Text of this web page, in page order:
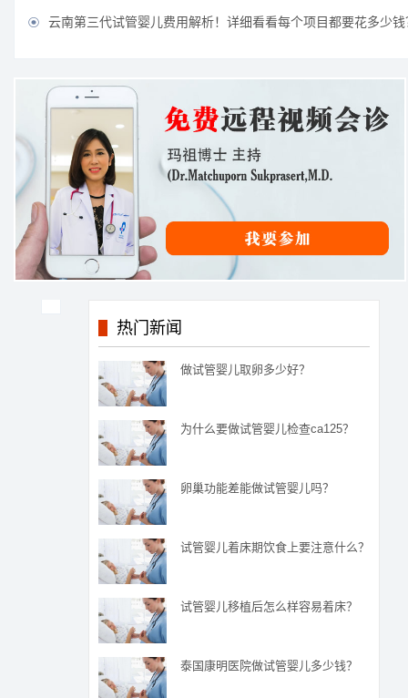
 云南第三代试管婴儿费用解析！详细看看每个项目都要花多少钱
热门新闻
做试管婴儿取卵多少好？
为什么要做试管婴儿检查ca125？
卵巢功能差能做试管婴儿吗？
试管婴儿着床期饮食上要注意什么？
试管婴儿移植后怎么样容易着床？
泰国康明医院做试管婴儿多少钱？